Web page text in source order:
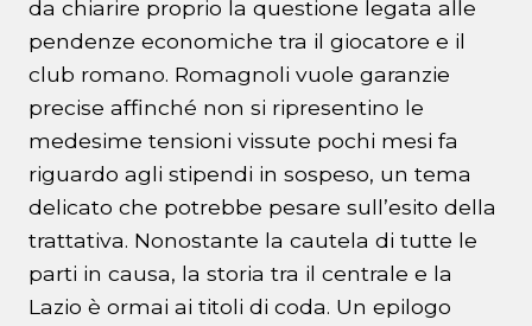
da chiarire proprio la questione legata alle
pendenze economiche tra il giocatore e il
club romano. Romagnoli vuole garanzie
precise affinché non si ripresentino le
medesime tensioni vissute pochi mesi fa
riguardo agli stipendi in sospeso, un tema
delicato che potrebbe pesare sull’esito della
trattativa. Nonostante la cautela di tutte le
parti in causa, la storia tra il centrale e la
Lazio è ormai ai titoli di coda. Un epilogo